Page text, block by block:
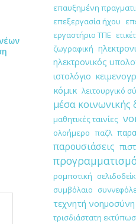
επαυξημένη
επεξεργασία ήχου
εργαστήριο ΤΠΕ
ζωγραφική
ηλεκτρονικός
ιστολόγιο
κόμικ λειτουργικό
μέσα κοινωνικής
μαθητικές ταινίες
ολοήμερο παζλ
παρουσιάσεις
ρομποτική
συμβόλαιο
τεχνητή νοημοσύνη
τρισδιάστατη